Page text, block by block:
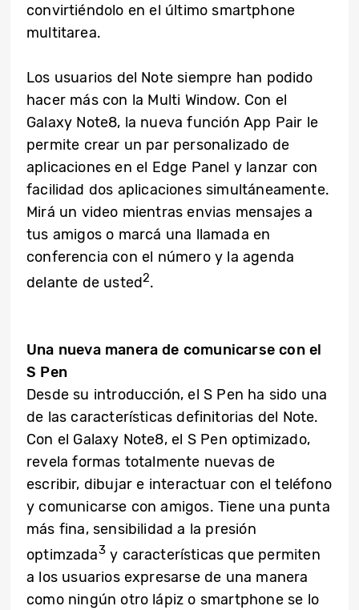
convirtiéndolo en el último smartphone
multitarea.
Los usuarios del Note siempre han podido
hacer más con la Multi Window. Con el
Galaxy Note8, la nueva función App Pair le
permite crear un par personalizado de
aplicaciones en el Edge Panel y lanzar con
facilidad dos aplicaciones simultáneamente.
Mirá un video mientras envias mensajes a
tus amigos o marcá una llamada en
conferencia con el número y la agenda
delante de usted2.
Una nueva manera de comunicarse con el
S Pen
Desde su introducción, el S Pen ha sido una
de las características definitorias del Note.
Con el Galaxy Note8, el S Pen optimizado,
revela formas totalmente nuevas de
escribir, dibujar e interactuar con el teléfono
y comunicarse con amigos. Tiene una punta
más fina, sensibilidad a la presión
optimzada3y características que permiten
a los usuarios expresarse de una manera
como ningún otro lápiz o smartphone se lo